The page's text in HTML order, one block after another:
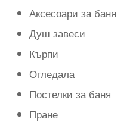
Аксесоари за баня
Душ завеси
Кърпи
Огледала
Постелки за баня
Пране